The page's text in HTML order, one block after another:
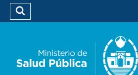
Biblioteca
Buscar